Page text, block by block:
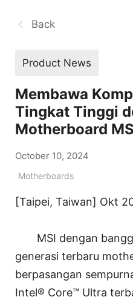
Back
Product News
Membawa
Tingkat Tinggi
Motherboard
October 10, 2024
Motherboards
[Taipei, Taiwan] Okt
MSI dengan
generasi terbaru
berpasangan
Intel® Core™ Ultra